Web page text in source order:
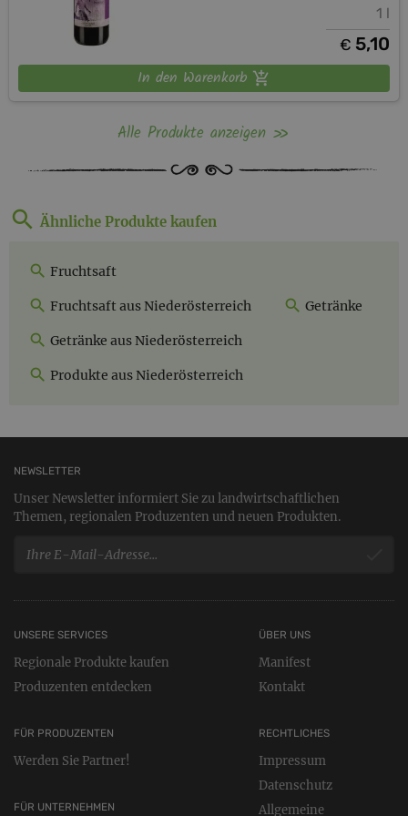
1 l
€ 5,10
In den Warenkorb
Alle Produkte anzeigen
Ähnliche Produkte kaufen
Fruchtsaft
Fruchtsaft aus Niederösterreich Getränke
Getränke aus Niederösterreich
Produkte aus Niederösterreich
NEWSLETTER
Unser Newsletter informiert Sie zu landwirtschaftlichen
Themen, regionalen Produzenten und neuen Produkten.
UNSERE SERVICES
Regionale Produkte kaufen
Produzenten entdecken
FÜR PRODUZENTEN
Werden Sie Partner!
FÜR UNTERNEHMEN
RECHTLICHES
Impressum
Datenschutz
Allgemeine
ÜBER UNS
Manifest
Kontakt